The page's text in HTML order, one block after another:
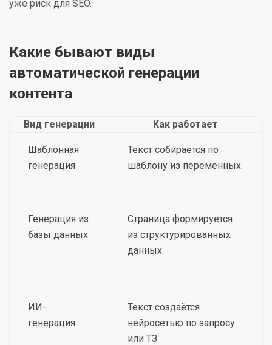
уже риск для SEO.
Какие бывают виды
автоматической генерации
контента
Вид генерации Как работает
Шаблонная
генерация
Текст собирается по
шаблону из переменных.
Генерация из
базы данных
Страница формируется
из структурированных
данных.
ИИ-
генерация
Текст создаётся
нейросетью по запросу
или ТЗ.